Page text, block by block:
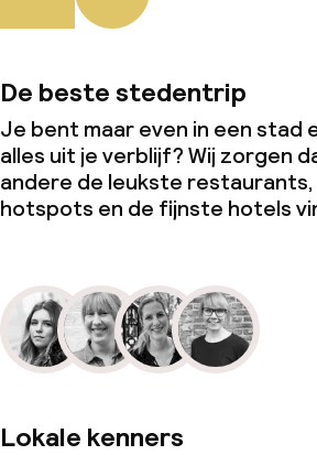
De beste stedentrip
Je bent maar even in een stad
alles uit je verblijf? Wij zorgen
andere de leukste
hotspots en de fijnste hotels
Lokale kenners